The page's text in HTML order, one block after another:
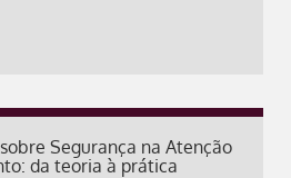
Segurança na Atenção
da teoria à prática